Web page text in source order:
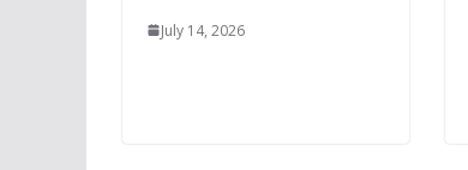
July 14, 2026